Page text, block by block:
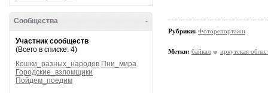
-
Сообщества
Участник сообществ
(Всего в списке: 4)
Кошки_разных_народов Пни_мира
Городские_взломщики
Пойдем_поедим
Рубрики: Фоторепортажи
Метки: байкал иркутская